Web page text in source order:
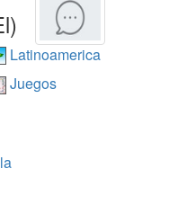
Latinoamerica
Juegos